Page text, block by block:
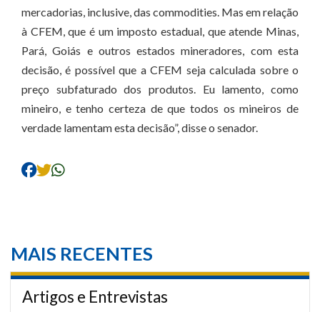
mercadorias, inclusive, das commodities. Mas em relação
à CFEM, que é um imposto estadual, que atende Minas,
Pará, Goiás e outros estados mineradores, com esta
decisão, é possível que a CFEM seja calculada sobre o
preço subfaturado dos produtos. Eu lamento, como
mineiro, e tenho certeza de que todos os mineiros de
verdade lamentam esta decisão”, disse o senador.
MAIS RECENTES
Artigos e Entrevistas